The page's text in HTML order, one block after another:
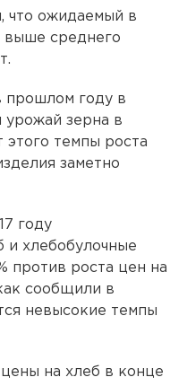
что ожидаемый в
выше среднего
прошлом году в
урожай зерна в
этого темпы роста
заметно
году
и хлебобулочные
против роста цен на
сообщили в
невысокие темпы
на хлеб в конце